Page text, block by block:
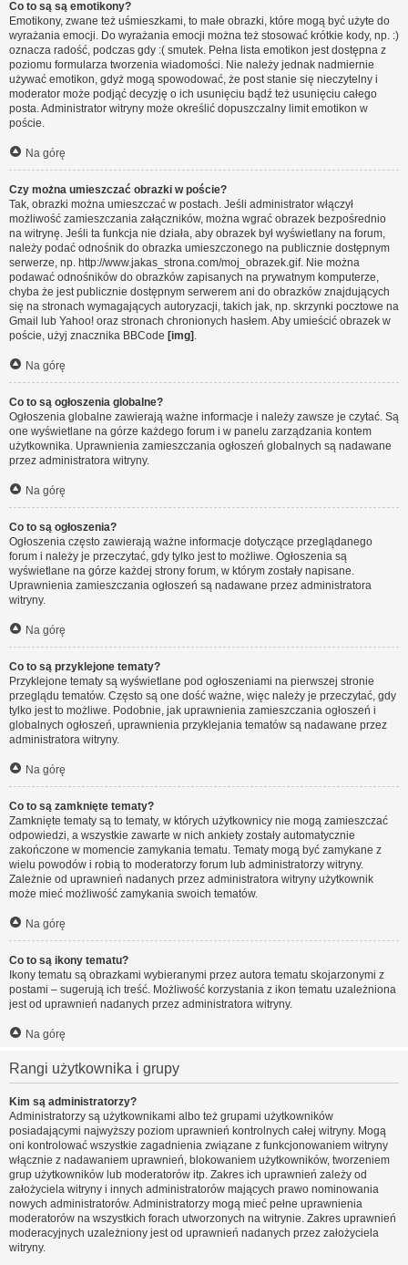
Co to są są emotikony?
Emotikony, zwane też uśmieszkami, to małe obrazki, które mogą być użyte do
wyrażania emocji. Do wyrażania emocji można też stosować krótkie kody, np. :)
oznacza radość, podczas gdy :( smutek. Pełna lista emotikon jest dostępna z
poziomu formularza tworzenia wiadomości. Nie należy jednak nadmiernie
używać emotikon, gdyż mogą spowodować, że post stanie się nieczytelny i
moderator może podjąć decyzję o ich usunięciu bądź też usunięciu całego
posta. Administrator witryny może określić dopuszczalny limit emotikon w
poście.
Na górę
Czy można umieszczać obrazki w poście?
Tak, obrazki można umieszczać w postach. Jeśli administrator włączył
możliwość zamieszczania załączników, można wgrać obrazek bezpośrednio
na witrynę. Jeśli ta funkcja nie działa, aby obrazek był wyświetlany na forum,
należy podać odnośnik do obrazka umieszczonego na publicznie dostępnym
serwerze, np. http://www.jakas_strona.com/moj_obrazek.gif. Nie można
podawać odnośników do obrazków zapisanych na prywatnym komputerze,
chyba że jest publicznie dostępnym serwerem ani do obrazków znajdujących
się na stronach wymagających autoryzacji, takich jak, np. skrzynki pocztowe na
Gmail lub Yahoo! oraz stronach chronionych hasłem. Aby umieścić obrazek w
poście, użyj znacznika BBCode [img] .
Na górę
Co to są ogłoszenia globalne?
Ogłoszenia globalne zawierają ważne informacje i należy zawsze je czytać. Są
one wyświetlane na górze każdego forum i w panelu zarządzania kontem
użytkownika. Uprawnienia zamieszczania ogłoszeń globalnych są nadawane
przez administratora witryny.
Na górę
Co to są ogłoszenia?
Ogłoszenia często zawierają ważne informacje dotyczące przeglądanego
forum i należy je przeczytać, gdy tylko jest to możliwe. Ogłoszenia są
wyświetlane na górze każdej strony forum, w którym zostały napisane.
Uprawnienia zamieszczania ogłoszeń są nadawane przez administratora
witryny.
Na górę
Co to są przyklejone tematy?
Przyklejone tematy są wyświetlane pod ogłoszeniami na pierwszej stronie
przeglądu tematów. Często są one dość ważne, więc należy je przeczytać, gdy
tylko jest to możliwe. Podobnie, jak uprawnienia zamieszczania ogłoszeń i
globalnych ogłoszeń, uprawnienia przyklejania tematów są nadawane przez
administratora witryny.
Na górę
Co to są zamknięte tematy?
Zamknięte tematy są to tematy, w których użytkownicy nie mogą zamieszczać
odpowiedzi, a wszystkie zawarte w nich ankiety zostały automatycznie
zakończone w momencie zamykania tematu. Tematy mogą być zamykane z
wielu powodów i robią to moderatorzy forum lub administratorzy witryny.
Zależnie od uprawnień nadanych przez administratora witryny użytkownik
może mieć możliwość zamykania swoich tematów.
Na górę
Co to są ikony tematu?
Ikony tematu są obrazkami wybieranymi przez autora tematu skojarzonymi z
postami – sugerują ich treść. Możliwość korzystania z ikon tematu uzależniona
jest od uprawnień nadanych przez administratora witryny.
Na górę
Rangi użytkownika i grupy
Kim są administratorzy?
Administratorzy są użytkownikami albo też grupami użytkowników
posiadającymi najwyższy poziom uprawnień kontrolnych całej witryny. Mogą
oni kontrolować wszystkie zagadnienia związane z funkcjonowaniem witryny
włącznie z nadawaniem uprawnień, blokowaniem użytkowników, tworzeniem
grup użytkowników lub moderatorów itp. Zakres ich uprawnień zależy od
założyciela witryny i innych administratorów mających prawo nominowania
nowych administratorów. Administratorzy mogą mieć pełne uprawnienia
moderatorów na wszystkich forach utworzonych na witrynie. Zakres uprawnień
moderacyjnych uzależniony jest od uprawnień nadanych przez założyciela
witryny.